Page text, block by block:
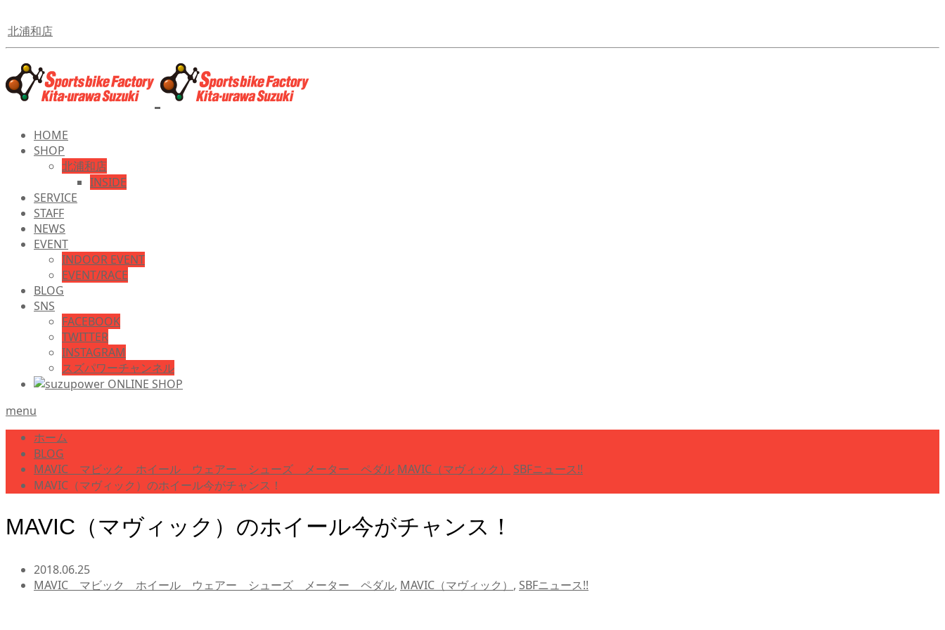
北浦和店
HOME
SHOP
北浦和店
INSIDE
SERVICE
STAFF
NEWS
EVENT
INDOOR EVENT
EVENT/RACE
BLOG
SNS
FACEBOOK
TWITTER
INSTAGRAM
スズパワーチャンネル
menu
ホーム
BLOG
MAVIC マビック ホイール ウェアー シューズ メーター ペダル MAVIC（マヴィック）
SBFニュース!!
MAVIC（マヴィック）のホイール今がチャンス！
MAVIC（マヴィック）のホイール今がチャンス！
2018.06.25
MAVIC マビック ホイール ウェアー シューズ メーター ペダル, MAVIC（マヴィック） , SBFニュース!!